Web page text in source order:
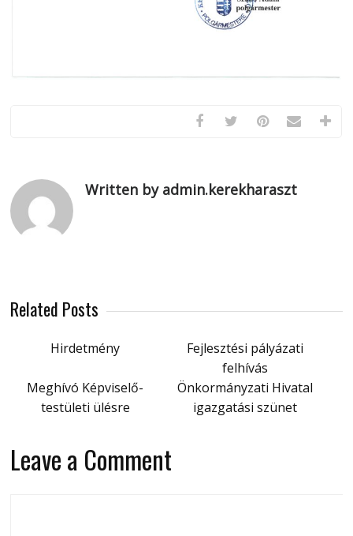
Written by admin.kerekharaszt
Related Posts
Hirdetmény
Fejlesztési pályázati
felhívás
Meghívó Képviselő-
testületi ülésre
Önkormányzati Hivatal
igazgatási szünet
Leave a Comment